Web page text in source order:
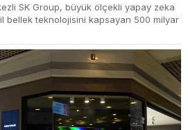
SK Group, büyük ölçekli yapay zeka
bellek teknolojisini kapsayan 500 milyar